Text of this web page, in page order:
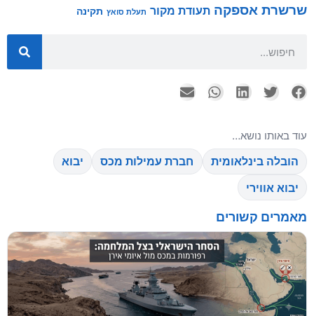
עוד באותו נושא…
הובלה בינלאומית חברת עמילות מכס
יבוא
יבוא אווירי
מאמרים קשורים
שרשרת אספקה תעודת מקור תעלת סואץ תקינה